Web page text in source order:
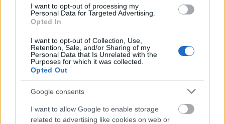
I want to opt-out of processing my
Personal Data for Targeted Advertising.
Opted In
I want to opt-out of Collection, Use,
Retention, Sale, and/or Sharing of my
Personal Data that Is Unrelated with the
Purposes for which it was collected.
Opted Out
Google consents
I want to allow Google to enable storage
related to advertising like cookies on web or
milyen feltételek mellett érdemes továbbvinni Magyarország
egyik legnagyobb beruházását.
Elkészült a Liszt Ferenc repülőtér
közelében lévő logisztikai bázis út- és
közműhálózatának fejlesztése
Egyetlen, fél évszázados vezetéken
múlt Bicske vízellátása